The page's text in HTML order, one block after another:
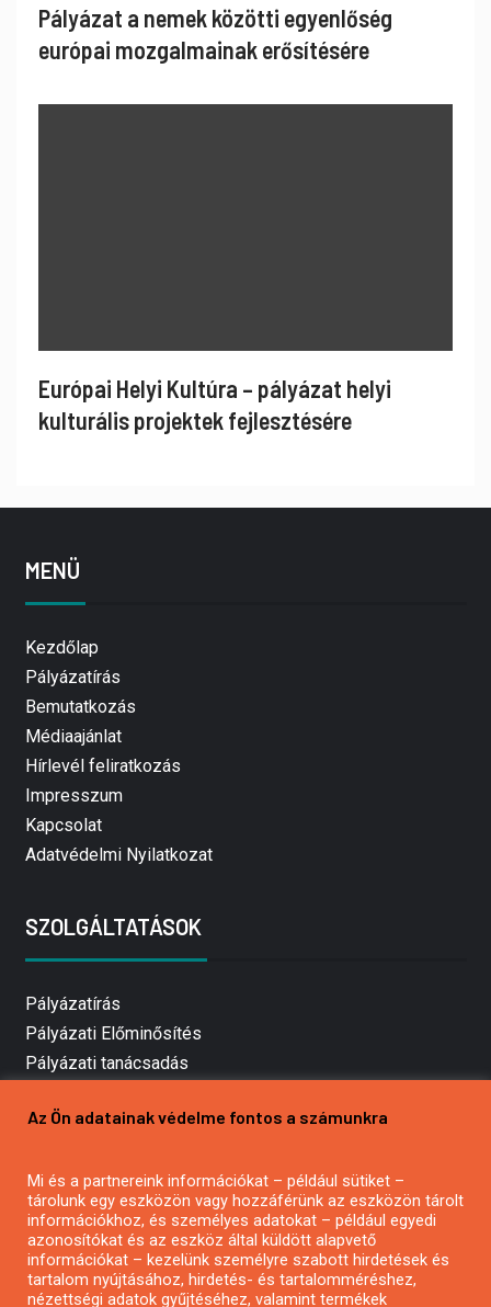
Pályázat a nemek közötti egyenlőség
európai mozgalmainak erősítésére
Európai Helyi Kultúra – pályázat helyi
kulturális projektek fejlesztésére
MENÜ
Kezdőlap
Pályázatírás
Bemutatkozás
Médiaajánlat
Hírlevél feliratkozás
Impresszum
Kapcsolat
Adatvédelmi Nyilatkozat
SZOLGÁLTATÁSOK
Pályázatírás
Pályázati Előminősítés
Pályázati tanácsadás
Mezőgazdasági pályázatírás
Pályázatírás civil szervezeteknek
Pályázatírás önkormányzatoknak
Pályázatfigyelés
Specifikus pályázatfigyelés vagy hírlevél
Az Ön adatainak védelme fontos a számunkra
Mi és a partnereink információkat – például sütiket –
tárolunk egy eszközön vagy hozzáférünk az eszközön tárolt
információkhoz, és személyes adatokat – például egyedi
azonosítókat és az eszköz által küldött alapvető
információkat – kezelünk személyre szabott hirdetések és
tartalom nyújtásához, hirdetés- és tartalomméréshez,
nézettségi adatok gyűjtéséhez, valamint termékek